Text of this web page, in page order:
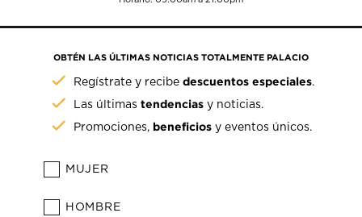
OBTÉN LAS ÚLTIMAS NOTICIAS TOTALMENTE PALACIO
Regístrate y recibedescuentos especiales.
Las últimastendencias y noticias.
Promociones, beneficios y eventos únicos.
MUJER
HOMBRE